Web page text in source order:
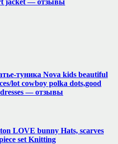
туника Nova kids beautiful
lot cowboy polka dots,good
dresses — отзывы
LOVE bunny Hats, scarves
set Knitting